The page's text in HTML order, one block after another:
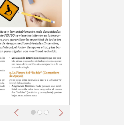
Anterior Siguiente